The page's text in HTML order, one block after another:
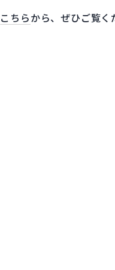
こちらから、ぜひご覧く